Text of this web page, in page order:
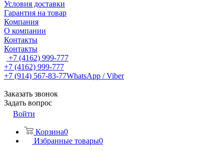
Условия доставки
Гарантия на товар
Компания
О компании
Контакты
Контакты
+7 (4162) 999-777
+7 (4162) 999-777
+7 (914) 567-83-77WhatsApp / Viber
Заказать звонок
Задать вопрос
Войти
Корзина0
Избранные товары0